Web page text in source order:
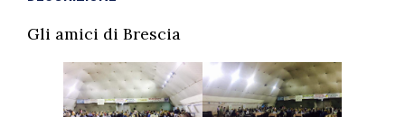
Gli amici di Brescia